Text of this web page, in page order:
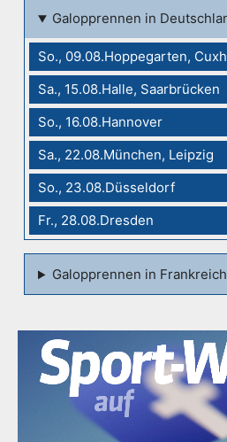
Galopprennen in
So., 09.08.Hoppegarten,
Sa., 15.08.Halle, Saarbrücken
So., 16.08.Hannover
Sa., 22.08.München, Leipzig
So., 23.08.Düsseldorf
Fr., 28.08.Dresden
Galopprennen in Frankreich